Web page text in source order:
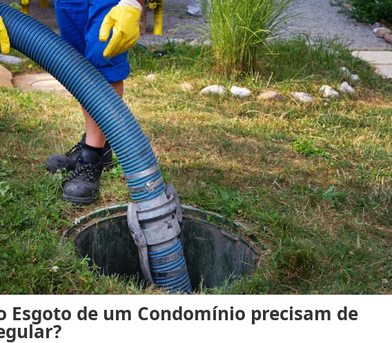
Esgoto de um Condomínio precisam de